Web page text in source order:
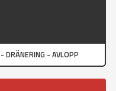
DRÄNERING - AVLOPP